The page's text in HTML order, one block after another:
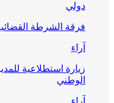
دولي
فرقة الشرطة
آراء
زيارة استطلاعية
الوطني
آراء